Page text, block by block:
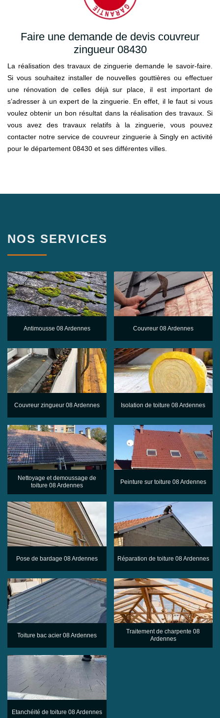
Faire une demande de devis couvreur
zingueur 08430
La réalisation des travaux de zinguerie demande le savoir-faire.
Si vous souhaitez installer de nouvelles gouttières ou effectuer
une rénovation de celles déjà sur place, il est important de
s’adresser à un expert de la zinguerie. En effet, il le faut si vous
voulez obtenir un bon résultat dans la réalisation des travaux. Si
vous avez des travaux relatifs à la zinguerie, vous pouvez
contacter notre service de couvreur zinguerie à Singly en activité
pour le département 08430 et ses différentes villes.
NOS SERVICES
Antimousse 08 Ardennes Couvreur 08 Ardennes
Couvreur zingueur 08 Ardennes Isolation de toiture 08 Ardennes
Nettoyage et demoussage de
toiture 08 Ardennes
Peinture sur toiture 08 Ardennes
Pose de bardage 08 Ardennes Réparation de toiture 08 Ardennes
Toiture bac acier 08 Ardennes
Traitement de charpente 08
Ardennes
Etanchéité de toiture 08 Ardennes